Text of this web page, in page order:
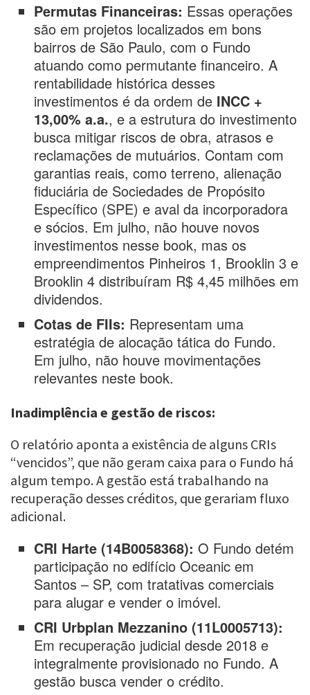
Permutas Financeiras: Essas operações
são em projetos localizados em bons
bairros de São Paulo, com o Fundo
atuando como permutante financeiro. A
rentabilidade histórica desses
investimentos é da ordem de INCC +
13,00% a.a., e a estrutura do investimento
busca mitigar riscos de obra, atrasos e
reclamações de mutuários. Contam com
garantias reais, como terreno, alienação
fiduciária de Sociedades de Propósito
Específico (SPE) e aval da incorporadora
e sócios. Em julho, não houve novos
investimentos nesse book, mas os
empreendimentos Pinheiros 1, Brooklin 3 e
Brooklin 4 distribuíram R$ 4,45 milhões em
dividendos.
Cotas de FIIs: Representam uma
estratégia de alocação tática do Fundo.
Em julho, não houve movimentações
relevantes neste book.
Inadimplência e gestão de riscos:
O relatório aponta a existência de alguns CRIs
“vencidos”, que não geram caixa para o Fundo há
algum tempo. A gestão está trabalhando na
recuperação desses créditos, que gerariam fluxo
adicional.
CRI Harte (14B0058368): O Fundo detém
participação no edifício Oceanic em
Santos – SP, com tratativas comerciais
para alugar e vender o imóvel.
CRI Urbplan Mezzanino (11L0005713):
Em recuperação judicial desde 2018 e
integralmente provisionado no Fundo. A
gestão busca vender o crédito.